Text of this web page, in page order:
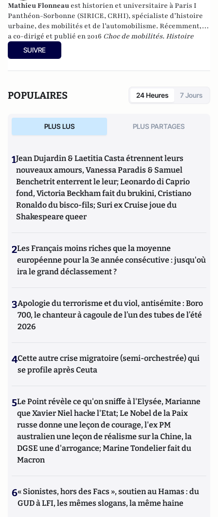
Mathieu Flonneau est historien et universitaire à Paris I
Panthéon-Sorbonne (SIRICE, CRHI), spécialiste d’histoire
urbaine, des mobilités et de l’automobilisme. Récemment, il
a co-dirigé et publié en 2016 Choc de mobilités. Histoire
croisée au présent des routes intelligentes et véhicules
communicants
aux éditions Descartes&Cie,
Loubatières.
SUIVRE
POPULAIRES 24 Heures 7 Jours
PLUS LUS PLUS PARTAGES
1Jean Dujardin & Laetitia Casta étrennent leurs
nouveaux amours, Vanessa Paradis & Samuel
Benchetrit enterrent le leur; Leonardo di Caprio
fond, Victoria Beckham fait du brukini, Cristiano
Ronaldo du bisco-fils; Suri ex Cruise joue du
Shakespeare queer
2Les Français moins riches que la moyenne
européenne pour la 3e année consécutive : jusqu'où
ira le grand déclassement ?
3Apologie du terrorisme et du viol, antisémite : Boro
700, le chanteur à cagoule de l’un des tubes de l’été
2026
4Cette autre crise migratoire (semi-orchestrée) qui
se profile après Ceuta
5Le Point révèle ce qu'on sniffe à l'Elysée, Marianne
que Xavier Niel hacke l'Etat; Le Nobel de la Paix
russe donne une leçon de courage, l'ex PM
australien une leçon de réalisme sur la Chine, la
DGSE une d'arrogance; Marine Tondelier fait du
Macron
6« Sionistes, hors des Facs », soutien au Hamas : du
GUD à LFI, les mêmes slogans, la même haine